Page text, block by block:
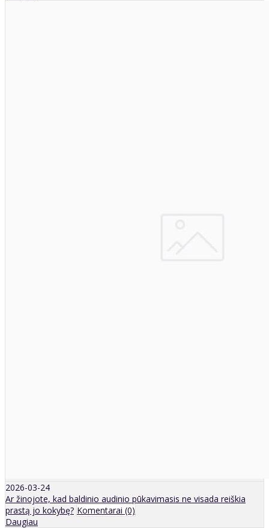
2026-03-24
Ar žinojote, kad baldinio audinio pūkavimasis ne visada reiškia
prastą jo kokybę? Komentarai (0)
Daugiau